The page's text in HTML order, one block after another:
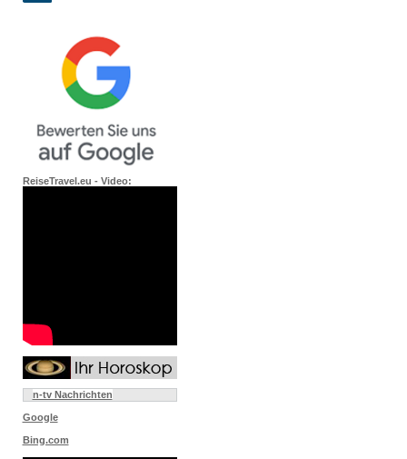
ReiseTravel.eu - Video:
n-tv Nachrichten
Google
Bing.com